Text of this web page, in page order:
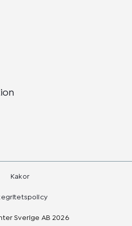
Kakor
Sverige AB 2026